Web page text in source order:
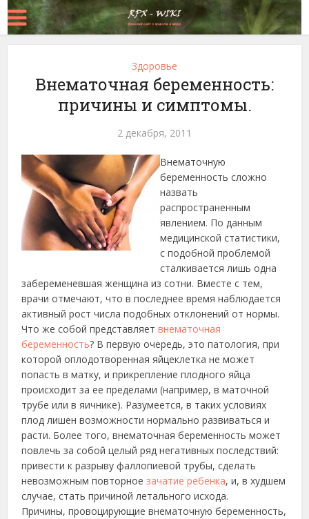
Здоровье
Внематочная беременность:
причины и симптомы.
2 декабря, 2011
Внематочную
беременность сложно
назвать
распространенным
явлением. По данным
медицинской статистики,
с подобной проблемой
сталкивается лишь одна
забеременевшая женщина из сотни. Вместе с тем,
врачи отмечают, что в последнее время наблюдается
активный рост числа подобных отклонений от нормы.
Что же собой представляетвнематочная
беременность? В первую очередь, это патология, при
которой оплодотворенная яйцеклетка не может
попасть в матку, и прикрепление плодного яйца
происходит за ее пределами (например, в маточной
трубе или в яичнике). Разумеется, в таких условиях
плод лишен возможности нормально развиваться и
расти. Более того, внематочная беременность может
повлечь за собой целый ряд негативных последствий:
привести к разрыву фаллопиевой трубы, сделать
невозможным повторноезачатие ребенка, и, в худшем
случае, стать причиной летального исхода.
Причины, провоцирующие внематочную беременность,